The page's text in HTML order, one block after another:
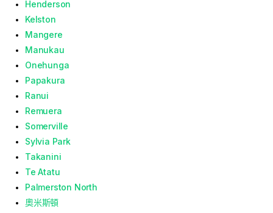
Henderson
Kelston
Mangere
Manukau
Onehunga
Papakura
Ranui
Remuera
Somerville
Sylvia Park
Takanini
Te Atatu
Palmerston North
奧米斯頓